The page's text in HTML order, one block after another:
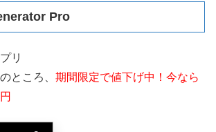
Pro
リ
ところ、 期間限定で値下げ中！今なら